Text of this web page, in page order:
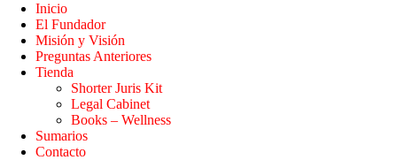
Inicio
El Fundador
Misión y Visión
Preguntas Anteriores
Tienda
Shorter Juris Kit
Legal Cabinet
Books – Wellness
Sumarios
Contacto